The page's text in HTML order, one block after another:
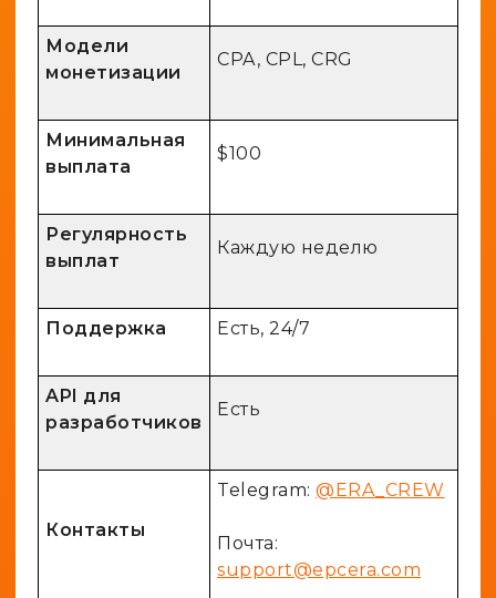
Модели
монетизации
CPA, CPL, CRG
Минимальная
выплата
$100
Регулярность
выплат
Каждую неделю
Поддержка Есть, 24/7
API для
разработчиков
Есть
Контакты
Telegram: @ERA_CREW
Почта:
support@epcera.com